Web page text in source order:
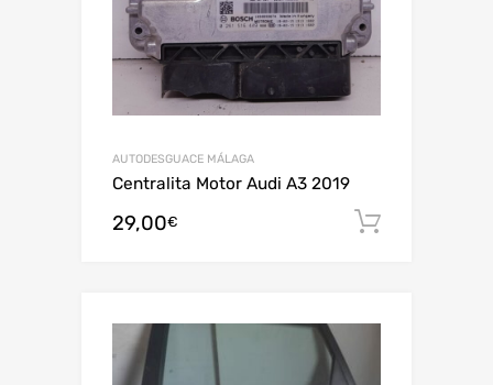
AUTODESGUACE MÁLAGA
Centralita Motor Audi A3 2019
29,00€